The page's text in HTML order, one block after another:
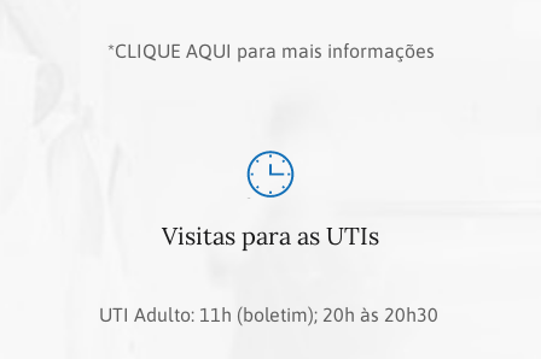
*CLIQUE AQUI para mais informações
Visitas para as UTIs
UTI Adulto: 11h (boletim); 20h às 20h30